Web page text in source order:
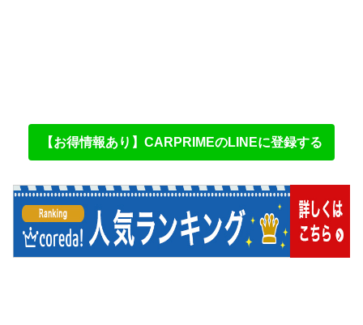
【お得情報あり】CARPRIMEのLINEに登録する